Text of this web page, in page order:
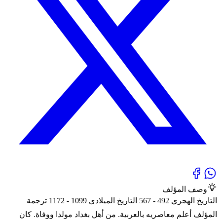
وصف المؤلف
التاريخ الهجري 492 - 567 التاريخ الميلادي 1099 - 1172 ترجمة
المؤلف أعلم معاصريه بالعربية. من أهل بغداد مولدا ووفاة. كان